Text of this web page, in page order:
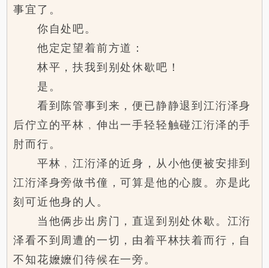
事宜了。
你自处吧。
他定定望着前方道：
林平，扶我到别处休歇吧！
是。
看到陈管事到来，便已静静退到江洐泽身
后佇立的平林﹐伸出一手轻轻触碰江洐泽的手
肘而行。
平林﹐江洐泽的近身，从小他便被安排到
江洐泽身旁做书僮，可算是他的心腹。亦是此
刻可近他身的人。
当他俩步出房门，直逞到别处休歇。江洐
泽看不到周遭的一切，由着平林扶着而行，自
不知花嬤嬤们待候在一旁。